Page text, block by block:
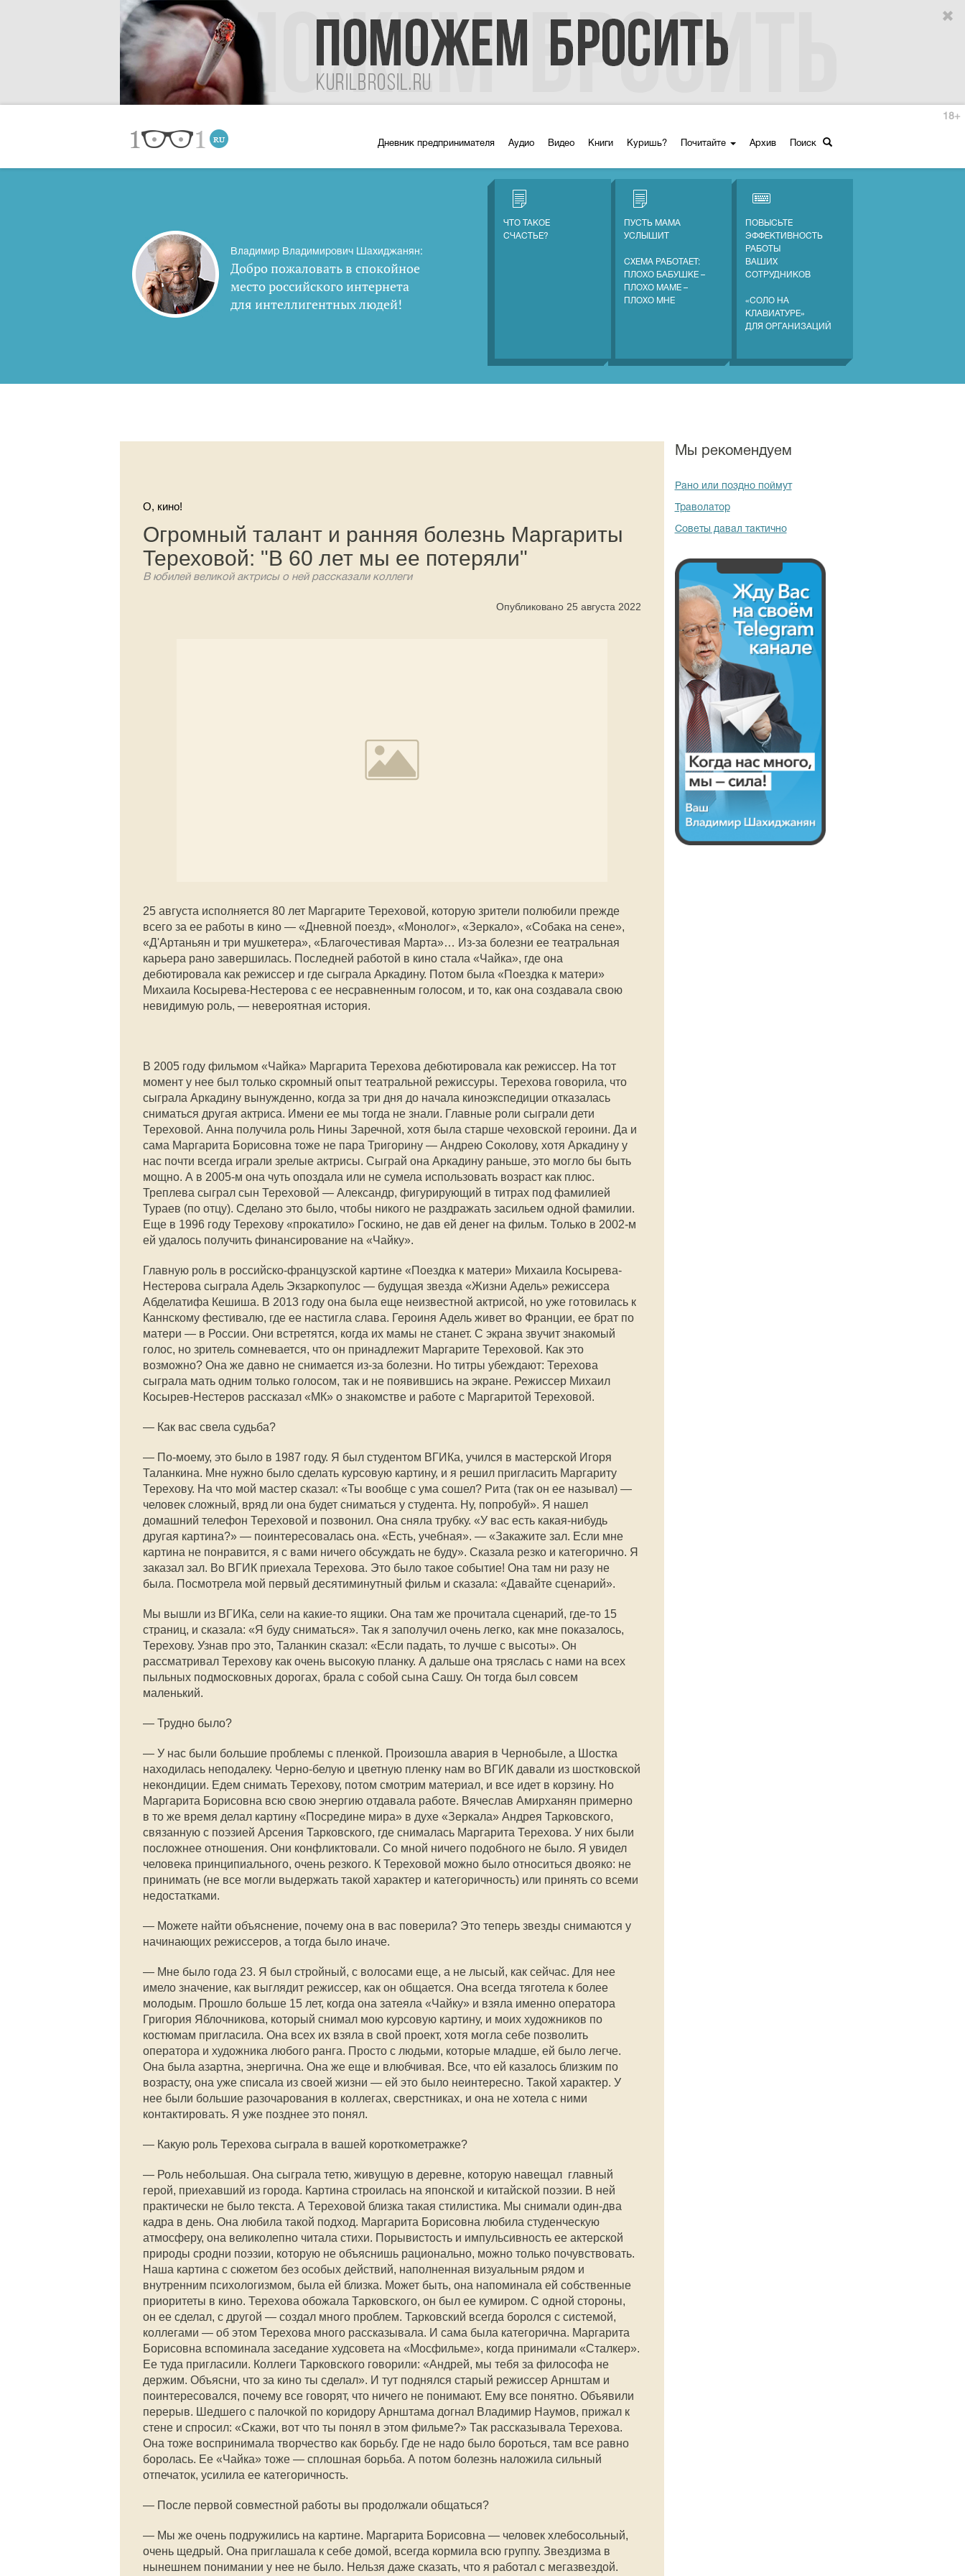
Дневник предпринимателя Аудио Видео Книги Куришь? Почитайте Архив Поиск
18+
Владимир Владимирович Шахиджанян:
Добро пожаловать в спокойное
место российского интернета
для интеллигентных людей!
ЧТО ТАКОЕ
СЧАСТЬЕ?
ПУСТЬ МАМА
УСЛЫШИТ
СХЕМА РАБОТАЕТ:
ПЛОХО БАБУШКЕ –
ПЛОХО МАМЕ –
ПЛОХО МНЕ
ПОВЫСЬТЕ
ЭФФЕКТИВНОСТЬ
РАБОТЫ
ВАШИХ
СОТРУДНИКОВ
«СОЛО НА
КЛАВИАТУРЕ»
ДЛЯ ОРГАНИЗАЦИЙ
О, кино!
Огромный талант и ранняя болезнь Маргариты
Тереховой: "В 60 лет мы ее потеряли"
В юбилей великой актрисы о ней рассказали коллеги
Опубликовано 25 августа 2022
25 августа исполняется 80 лет Маргарите Тереховой, которую зрители полюбили прежде
всего за ее работы в кино — «Дневной поезд», «Монолог», «Зеркало», «Собака на сене»,
«Д'Артаньян и три мушкетера», «Благочестивая Марта»… Из-за болезни ее театральная
карьера рано завершилась. Последней работой в кино стала «Чайка», где она
дебютировала как режиссер и где сыграла Аркадину. Потом была «Поездка к матери»
Михаила Косырева-Нестерова с ее несравненным голосом, и то, как она создавала свою
невидимую роль, — невероятная история.
В 2005 году фильмом «Чайка» Маргарита Терехова дебютировала как режиссер. На тот
момент у нее был только скромный опыт театральной режиссуры. Терехова говорила, что
сыграла Аркадину вынужденно, когда за три дня до начала киноэкспедиции отказалась
сниматься другая актриса. Имени ее мы тогда не знали. Главные роли сыграли дети
Тереховой. Анна получила роль Нины Заречной, хотя была старше чеховской героини. Да и
сама Маргарита Борисовна тоже не пара Тригорину — Андрею Соколову, хотя Аркадину у
нас почти всегда играли зрелые актрисы. Сыграй она Аркадину раньше, это могло бы быть
мощно. А в 2005-м она чуть опоздала или не сумела использовать возраст как плюс.
Треплева сыграл сын Тереховой — Александр, фигурирующий в титрах под фамилией
Тураев (по отцу). Сделано это было, чтобы никого не раздражать засильем одной фамилии.
Еще в 1996 году Терехову «прокатило» Госкино, не дав ей денег на фильм. Только в 2002-м
ей удалось получить финансирование на «Чайку».
Главную роль в российско-французской картине «Поездка к матери» Михаила Косырева-
Нестерова сыграла Адель Экзаркопулос — будущая звезда «Жизни Адель» режиссера
Абделатифа Кешиша. В 2013 году она была еще неизвестной актрисой, но уже готовилась к
Каннскому фестивалю, где ее настигла слава. Героиня Адель живет во Франции, ее брат по
матери — в России. Они встретятся, когда их мамы не станет. С экрана звучит знакомый
голос, но зритель сомневается, что он принадлежит Маргарите Тереховой. Как это
возможно? Она же давно не снимается из-за болезни. Но титры убеждают: Терехова
сыграла мать одним только голосом, так и не появившись на экране. Режиссер Михаил
Косырев-Нестеров рассказал «МК» о знакомстве и работе с Маргаритой Тереховой.
— Как вас свела судьба?
— По-моему, это было в 1987 году. Я был студентом ВГИКа, учился в мастерской Игоря
Таланкина. Мне нужно было сделать курсовую картину, и я решил пригласить Маргариту
Терехову. На что мой мастер сказал: «Ты вообще с ума сошел? Рита (так он ее называл) —
человек сложный, вряд ли она будет сниматься у студента. Ну, попробуй». Я нашел
домашний телефон Тереховой и позвонил. Она сняла трубку. «У вас есть какая-нибудь
другая картина?» — поинтересовалась она. «Есть, учебная». — «Закажите зал. Если мне
картина не понравится, я с вами ничего обсуждать не буду». Сказала резко и категорично. Я
заказал зал. Во ВГИК приехала Терехова. Это было такое событие! Она там ни разу не
была. Посмотрела мой первый десятиминутный фильм и сказала: «Давайте сценарий».
Мы вышли из ВГИКа, сели на какие-то ящики. Она там же прочитала сценарий, где-то 15
страниц, и сказала: «Я буду сниматься». Так я заполучил очень легко, как мне показалось,
Терехову. Узнав про это, Таланкин сказал: «Если падать, то лучше с высоты». Он
рассматривал Терехову как очень высокую планку. А дальше она тряслась с нами на всех
пыльных подмосковных дорогах, брала с собой сына Сашу. Он тогда был совсем
маленький.
— Трудно было?
— У нас были большие проблемы с пленкой. Произошла авария в Чернобыле, а Шостка
находилась неподалеку. Черно-белую и цветную пленку нам во ВГИК давали из шостковской
некондиции. Едем снимать Терехову, потом смотрим материал, и все идет в корзину. Но
Маргарита Борисовна всю свою энергию отдавала работе. Вячеслав Амирханян примерно
в то же время делал картину «Посредине мира» в духе «Зеркала» Андрея Тарковского,
связанную с поэзией Арсения Тарковского, где снималась Маргарита Терехова. У них были
посложнее отношения. Они конфликтовали. Со мной ничего подобного не было. Я увидел
человека принципиального, очень резкого. К Тереховой можно было относиться двояко: не
принимать (не все могли выдержать такой характер и категоричность) или принять со всеми
недостатками.
— Можете найти объяснение, почему она в вас поверила? Это теперь звезды снимаются у
начинающих режиссеров, а тогда было иначе.
— Мне было года 23. Я был стройный, с волосами еще, а не лысый, как сейчас. Для нее
имело значение, как выглядит режиссер, как он общается. Она всегда тяготела к более
молодым. Прошло больше 15 лет, когда она затеяла «Чайку» и взяла именно оператора
Григория Яблочникова, который снимал мою курсовую картину, и моих художников по
костюмам пригласила. Она всех их взяла в свой проект, хотя могла себе позволить
оператора и художника любого ранга. Просто с людьми, которые младше, ей было легче.
Она была азартна, энергична. Она же еще и влюбчивая. Все, что ей казалось близким по
возрасту, она уже списала из своей жизни — ей это было неинтересно. Такой характер. У
нее были большие разочарования в коллегах, сверстниках, и она не хотела с ними
контактировать. Я уже позднее это понял.
— Какую роль Терехова сыграла в вашей короткометражке?
— Роль небольшая. Она сыграла тетю, живущую в деревне, которую навещал главный
герой, приехавший из города. Картина строилась на японской и китайской поэзии. В ней
практически не было текста. А Тереховой близка такая стилистика. Мы снимали один-два
кадра в день. Она любила такой подход. Маргарита Борисовна любила студенческую
атмосферу, она великолепно читала стихи. Порывистость и импульсивность ее актерской
природы сродни поэзии, которую не объяснишь рационально, можно только почувствовать.
Наша картина с сюжетом без особых действий, наполненная визуальным рядом и
внутренним психологизмом, была ей близка. Может быть, она напоминала ей собственные
приоритеты в кино. Терехова обожала Тарковского, он был ее кумиром. С одной стороны,
он ее сделал, с другой — создал много проблем. Тарковский всегда боролся с системой,
коллегами — об этом Терехова много рассказывала. И сама была категорична. Маргарита
Борисовна вспоминала заседание худсовета на «Мосфильме», когда принимали «Сталкер».
Ее туда пригласили. Коллеги Тарковского говорили: «Андрей, мы тебя за философа не
держим. Объясни, что за кино ты сделал». И тут поднялся старый режиссер Арнштам и
поинтересовался, почему все говорят, что ничего не понимают. Ему все понятно. Объявили
перерыв. Шедшего с палочкой по коридору Арнштама догнал Владимир Наумов, прижал к
стене и спросил: «Скажи, вот что ты понял в этом фильме?» Так рассказывала Терехова.
Она тоже воспринимала творчество как борьбу. Где не надо было бороться, там все равно
боролась. Ее «Чайка» тоже — сплошная борьба. А потом болезнь наложила сильный
отпечаток, усилила ее категоричность.
— После первой совместной работы вы продолжали общаться?
— Мы же очень подружились на картине. Маргарита Борисовна — человек хлебосольный,
очень щедрый. Она приглашала к себе домой, всегда кормила всю группу. Звездизма в
нынешнем понимании у нее не было. Нельзя даже сказать, что я работал с мегазвездой.
Мы рекомендуем
Рано или поздно поймут
Траволатор
Советы давал тактично